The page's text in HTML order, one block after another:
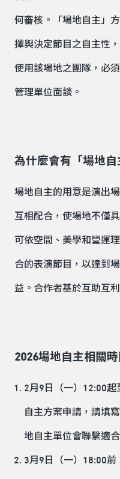
何審核。「場地自主」
擇與決定節目之自主性
使用該場地之團隊，必
管理單位面談。
為什麼會有「場地自
場地自主的用意是演出
互相配合，使場地不僅
可依空間、美學和營運
合的表演節目，以達到
益。合作者基於互助互
2026場地自主相關時
2月9日（一）12:00
自主方案申請，請填寫
地自主單位會聯繫適
3月9日（一）18:00前